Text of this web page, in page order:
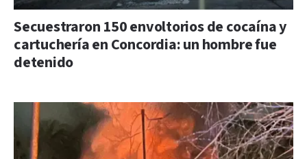
Secuestraron 150 envoltorios de cocaína y
cartuchería en Concordia: un hombre fue
detenido